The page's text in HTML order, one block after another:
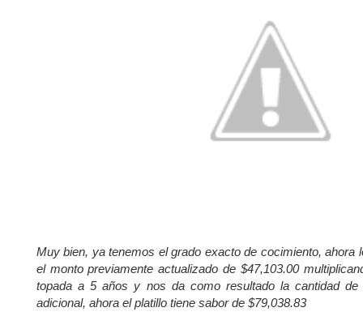
Muy bien, ya tenemos el grado exacto de cocimiento, ahora
el monto previamente actualizado de $47,103.00
topada a 5 años y nos da como resultado la cantidad de
adicional, ahora el platillo tiene sabor de $79,038.83